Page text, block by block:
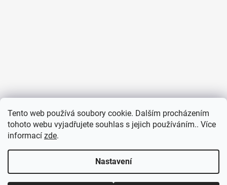
Tento web používá soubory cookie. Dalším procházením
tohoto webu vyjadřujete souhlas s jejich používáním.. Více
informací zde.
Nastavení
Sledovat na Instagramu